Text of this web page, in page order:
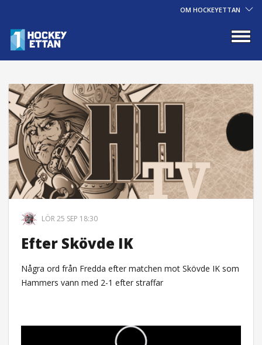
OM HOCKEYETTAN
LÖR 25 SEP 18:30
Efter Skövde IK
Några ord från Fredda efter matchen mot Skövde IK som
Hammers vann med 2-1 efter straffar